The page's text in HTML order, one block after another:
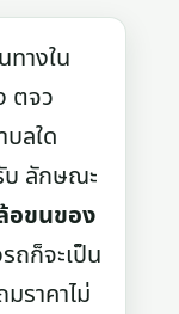
างใน
ตจว
ลใด
บ ลักษณะ
อขนของ
ถก็จะเป็น
ราคาไม่